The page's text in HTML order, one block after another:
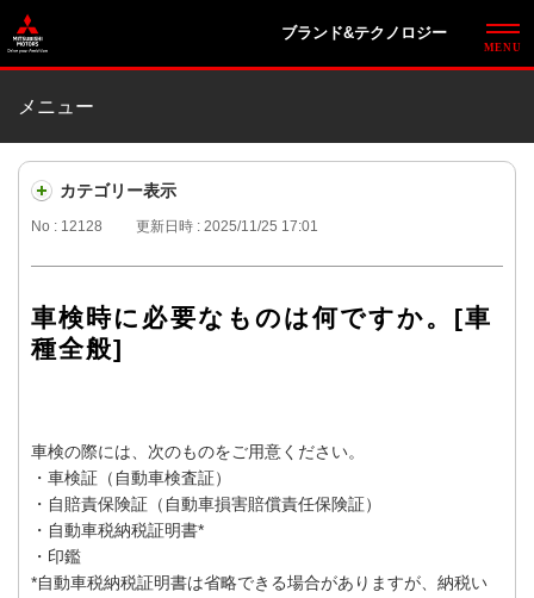
ブランド&テクノロジー
メニュー
カテゴリー表示
No : 12128 更新日時 : 2025/11/25 17:01
車検時に必要なものは何ですか。[車
種全般]
車検の際には、次のものをご用意ください。
・車検証（自動車検査証）
・自賠責保険証（自動車損害賠償責任保険証）
・自動車税納税証明書*
・印鑑
*自動車税納税証明書は省略できる場合がありますが、納税い